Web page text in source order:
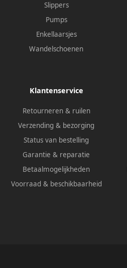
Slippers
Pumps
Enkellaarsjes
Wandelschoenen
Klantenservice
Retourneren & ruilen
Verzending & bezorging
Status van bestelling
Garantie & reparatie
Betaalmogelijkheden
Voorraad & beschikbaarheid